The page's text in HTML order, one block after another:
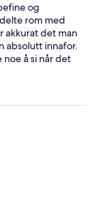
og
rom med
akkurat det man
absolutt innafor.
å si når det
igjen på tur